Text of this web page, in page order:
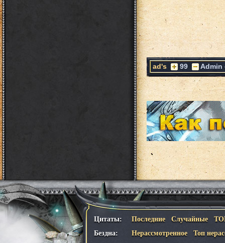
ad's 99 Admin
Цитаты: Последние Случайные
Бездна:
Нерассмотренное
Топ